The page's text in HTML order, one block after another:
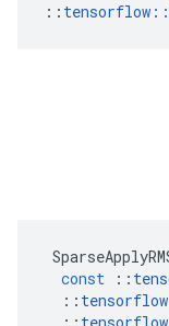
::
const
::
:: tensorflow